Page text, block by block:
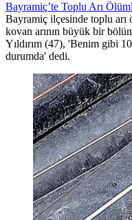
Bayramiç’te Toplu Arı
Bayramiç ilçesinde toplu arı
kovan arının büyük bir
Yıldırım (47), 'Benim gibi
durumda' dedi.